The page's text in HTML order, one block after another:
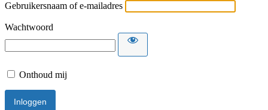
Gebruikersnaam of e-mailadres
Wachtwoord
Onthoud mij